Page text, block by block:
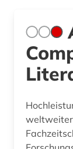
weltweiter